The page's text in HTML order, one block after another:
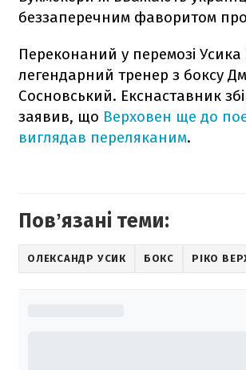
беззаперечним фаворитом
Переконаний у перемозі Усика
легендарний тренер з боксу
Сосновський. Екснаставник
заявив, що Верховен ще до
виглядав переляканим.
Повʼязані теми:
ОЛЕКСАНДР УСИК БОКС РІКО